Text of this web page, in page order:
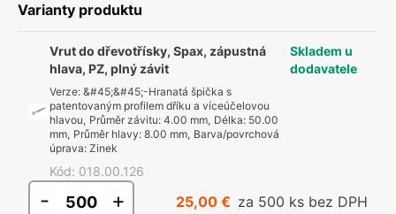
Varianty produktu
Vrut do dřevotřísky, Spax, zápustná
hlava, PZ, plný závit
Verze: &#45;&#45;-Hranatá špička s
patentovaným profilem dříku a víceúčelovou
hlavou, Průměr závitu: 4.00 mm, Délka: 50.00
mm, Průměr hlavy: 8.00 mm, Barva/povrchová
úprava: Zinek
Kód: 018.00.126
Skladem u
dodavatele
- + 25,00 € za 500 ks bez DPH